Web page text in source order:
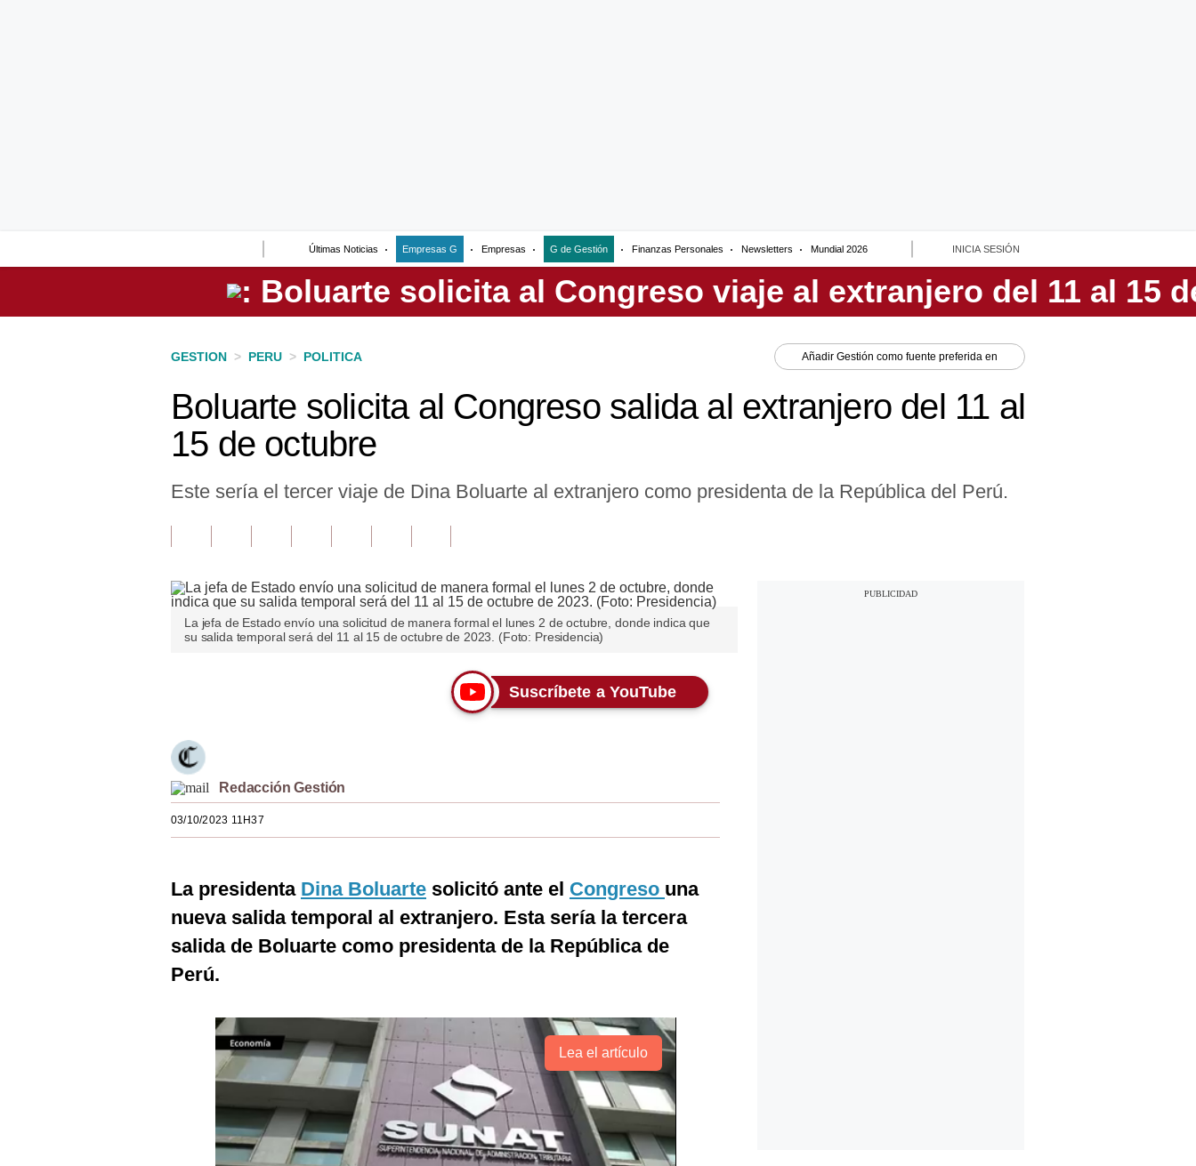
Últimas Noticias Empresas G Empresas G de Gestión Finanzas Personales Newsletters Mundial 2026 INICIA SESIÓN
Perú
GESTION > PERU > POLITICA Añadir Gestión como fuente preferida en
Boluarte solicita al Congreso salida al extranjero del 11 al
15 de octubre
Este sería el tercer viaje de Dina Boluarte al extranjero como presidenta de la República del Perú.
La jefa de Estado envío una solicitud de manera formal el lunes 2 de octubre, donde indica que
su salida temporal será del 11 al 15 de octubre de 2023. (Foto: Presidencia)
Suscríbete a YouTube
Redacción Gestión
03/10/2023 11H37
La presidenta Dina Boluarte solicitó ante el Congreso una
nueva salida temporal al extranjero. Esta sería la tercera
salida de Boluarte como presidenta de la República de
Perú.
Lea el artículo